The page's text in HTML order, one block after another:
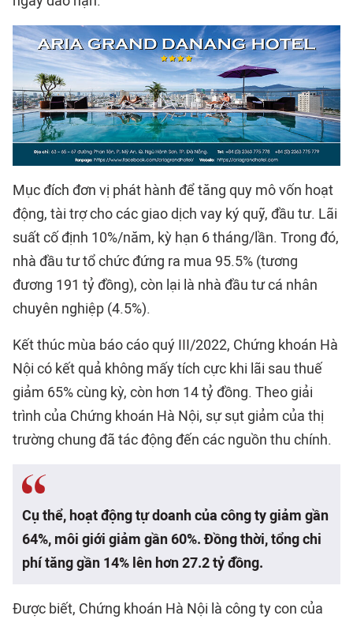
Mục đích đơn vị phát hành để tăng quy mô vốn hoạt
động, tài trợ cho các giao dịch vay ký quỹ, đầu tư. Lãi
suất cố định 10%/năm, kỳ hạn 6 tháng/lần. Trong đó,
nhà đầu tư tổ chức đứng ra mua 95.5% (tương
đương 191 tỷ đồng), còn lại là nhà đầu tư cá nhân
chuyên nghiệp (4.5%).
Kết thúc mùa báo cáo quý III/2022, Chứng khoán Hà
Nội có kết quả không mấy tích cực khi lãi sau thuế
giảm 65% cùng kỳ, còn hơn 14 tỷ đồng. Theo giải
trình của Chứng khoán Hà Nội, sự sụt giảm của thị
trường chung đã tác động đến các nguồn thu chính.
Cụ thể, hoạt động tự doanh của công ty giảm gần
64%, môi giới giảm gần 60%. Đồng thời, tổng chi
phí tăng gần 14% lên hơn 27.2 tỷ đồng.
Được biết, Chứng khoán Hà Nội là công ty con của